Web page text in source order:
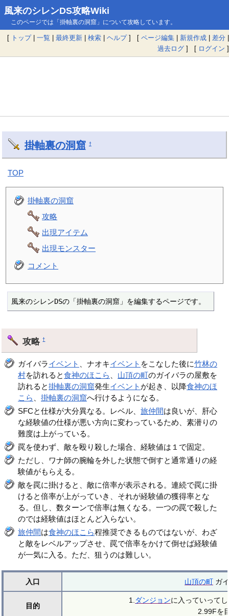
風来のシレンDS攻略Wiki
このページでは「掛軸裏の洞窟」について攻略しています。
[ トップ| 一覧 | 最終更新 | 検索 | ヘルプ] [ ページ編集 | 新規作成 | 差分 |
過去ログ ] [ ログイン ]
掛軸裏の洞窟 †
TOP
掛軸裏の洞窟
攻略
出現アイテム
出現モンスター
コメント
風来のシレンDSの「掛軸裏の洞窟」を編集するページです。
攻略†
ガイバライベント 、ナオキイベント をこなした後に竹林の
村を訪れると食神のほこら 山頂の町のガイバラの屋敷を
訪れると掛軸裏の洞窟発生イベント が起き、以降食神のほ
こら
、掛軸裏の洞窟へ行けるようになる。
SFCと仕様が大分異なる。レベル、旅仲間は良いが、肝心
な経験値の仕様が悪い方向に変わっているため、素潜りの
難度は上がっている。
罠を使わず、敵を殴り殺した場合、経験値は１で固定。
ただし、ワナ師の腕輪を外した状態で倒すと通常通りの経
験値がもらえる。
敵を罠に掛けると、敵に倍率が表示される。連続で罠に掛
けると倍率が上がっていき、それが経験値の獲得率とな
る。但し、数ターンで倍率は無くなる。一つの罠で殺した
のでは経験値はほとんど入らない。
旅仲間は食神のほこら程推奨できるものではないが、わざ
と敵をレベルアップさせ、罠で倍率をかけて倒せば経験値
が一気に入る。ただ、狙うのは難しい。
入口 山頂の町 ガ
目的
1. ダンジョンに入っていって
2.99Fを